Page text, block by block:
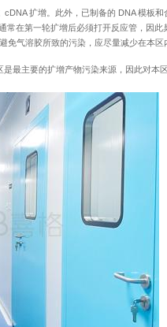
cDNA 扩增。此外，已制备的 DNA 模
在第一轮扩增后必须打开反应管，因
气溶胶所致的污染，应尽量减少在本
是最主要的扩增产物污染来源，因此对